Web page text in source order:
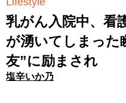
乳がん入院中、看
が湧いてしまった
友”に励まされ
塩辛いか乃